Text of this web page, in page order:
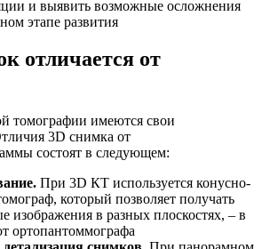
и выявить возможные осложнения
этапе развития
отличается от
томографии имеются свои
3D снимка от
состоят в следующем:
При 3D КТ используется конусно-
который позволяет получать
изображения в разных плоскостях, – в
ортопантоммографа